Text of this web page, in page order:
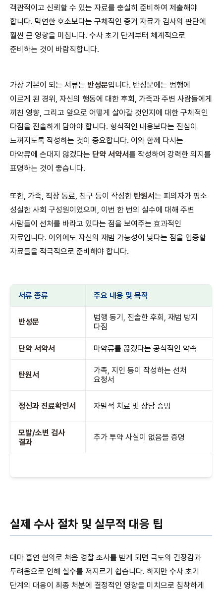
객관적이고 신뢰할 수 있는 자료를 충실히 준비하여 제출해야
합니다. 막연한 호소보다는 구체적인 증거 자료가 검사의 판단에
훨씬 큰 영향을 미칩니다. 수사 초기 단계부터 체계적으로
준비하는 것이 바람직합니다.
가장 기본이 되는 서류는 반성문입니다. 반성문에는 범행에
이르게 된 경위, 자신의 행동에 대한 후회, 가족과 주변 사람들에게
끼친 영향, 그리고 앞으로 어떻게 살아갈 것인지에 대한 구체적인
다짐을 진솔하게 담아야 합니다. 형식적인 내용보다는 진심이
느껴지도록 작성하는 것이 중요합니다. 이와 함께 다시는
마약류에 손대지 않겠다는 단약 서약서를 작성하여 강력한 의지를
표명하는 것이 좋습니다.
또한, 가족, 직장 동료, 친구 등이 작성한 탄원서는 피의자가 평소
성실한 사회 구성원이었으며, 이번 한 번의 실수에 대해 주변
사람들이 선처를 바라고 있다는 점을 보여주는 효과적인
자료입니다. 이외에도 자신의 재범 가능성이 낮다는 점을 입증할
자료들을 적극적으로 준비해야 합니다.
서류 종류 주요 내용 및 목적
반성문
범행 동기, 진솔한 후회, 재범 방지
다짐
단약 서약서 마약류를 끊겠다는 공식적인 약속
탄원서
가족, 지인 등이 작성하는 선처
요청서
정신과 진료확인서 자발적 치료 및 상담 증빙
모발/소변 검사
결과
추가 투약 사실이 없음을 증명
실제 수사 절차 및 실무적 대응 팁
대마 흡연 혐의로 처음 경찰 조사를 받게 되면 극도의 긴장감과
두려움으로 인해 실수를 저지르기 쉽습니다. 하지만 수사 초기
단계의 대응이 최종 처분에 결정적인 영향을 미치므로 침착하게